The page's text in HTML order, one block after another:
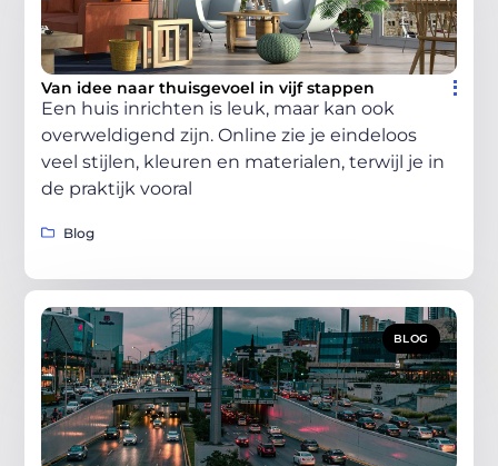
Van idee naar thuisgevoel in vijf stappen
Een huis inrichten is leuk, maar kan ook
overweldigend zijn. Online zie je eindeloos
veel stijlen, kleuren en materialen, terwijl je in
de praktijk vooral
Blog
BLOG